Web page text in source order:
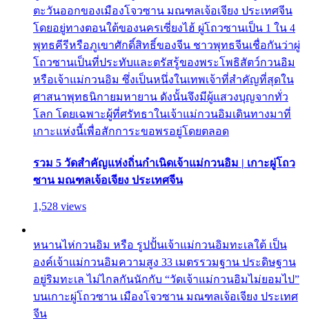
ตะวันออกของเมืองโจวซาน มณฑลเจ้อเจียง ประเทศจีน
โดยอยู่ทางตอนใต้ของนครเซี่ยงไฮ้ ผู่โถวซานเป็น 1 ใน 4
พุทธคีรีหรือภูเขาศักดิ์สิทธิ์ของจีน ชาวพุทธจีนเชื่อกันว่าผู่
โถวซานเป็นที่ประทับและตรัสรู้ของพระโพธิสัตว์กวนอิม
หรือเจ้าแม่กวนอิม ซึ่งเป็นหนึ่งในเทพเจ้าที่สำคัญที่สุดใน
ศาสนาพุทธนิกายมหายาน ดังนั้นจึงมีผู้แสวงบุญจากทั่ว
โลก โดยเฉพาะผู้ที่ศรัทธาในเจ้าแม่กวนอิมเดินทางมาที่
เกาะแห่งนี้เพื่อสักการะขอพรอยู่โดยตลอด
รวม 5 วัดสำคัญแห่งถิ่นกำเนิดเจ้าแม่กวนอิม | เกาะผู่โถว
ซาน มณฑลเจ้อเจียง ประเทศจีน
1,528 views
หนานไห่กวนอิม หรือ รูปปั้นเจ้าแม่กวนอิมทะเลใต้ เป็น
องค์เจ้าแม่กวนอิมความสูง 33 เมตรรวมฐาน ประดิษฐาน
อยู่ริมทะเล ไม่ไกลกันนักกับ “วัดเจ้าแม่กวนอิมไม่ยอมไป”
บนเกาะผู่โถวซาน เมืองโจวซาน มณฑลเจ้อเจียง ประเทศ
จีน